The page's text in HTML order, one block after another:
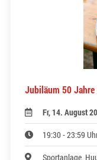
Jubiläum 50
Fr, 14. August
19:30 - 23:59
Sportanlage,